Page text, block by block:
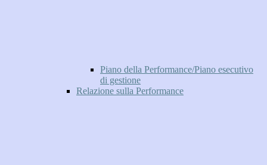
Piano della Performance/Piano esecutivo
di gestione
Relazione sulla Performance